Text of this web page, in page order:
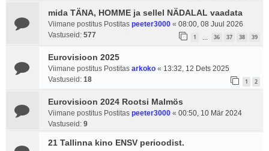
mida TÄNA, HOMME ja sellel NÄDALAL vaadata
Viimane postitus Postitas peeter3000 « 08:00, 08 Juul 2026
Vastuseid: 577 1 36 37 38 39
Eurovisioon 2025
Viimane postitus Postitas arkoko « 13:32, 12 Dets 2025
Vastuseid: 18 1 2
Eurovisioon 2024 Rootsi Malmös
Viimane postitus Postitas peeter3000 « 00:50, 10 Mär 2024
Vastuseid: 9
21 Tallinna kino ENSV perioodist.